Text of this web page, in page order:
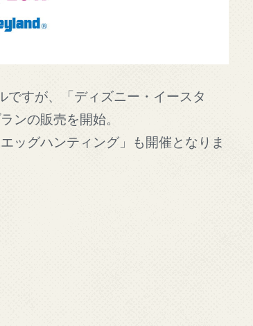
すが、「ディズニー・イースタ
ンの販売を開始。
ッグハンティング」も開催となりま